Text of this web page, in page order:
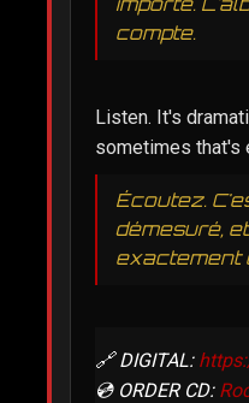
compte.
Listen. It's
sometimes that's
Écoutez.
démesuré,
exactement
🔗 DIGITAL:
💿 ORDER CD: